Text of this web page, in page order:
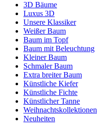
3D Bäume
Luxus 3D
Unsere Klassiker
Weißer Baum
Baum im Topf
Baum mit Beleuchtung
Kleiner Baum
Schmaler Baum
Extra breiter Baum
Künstliche Kiefer
Künstliche Fichte
Künstlicher Tanne
Weihnachtskollektionen
Neuheiten